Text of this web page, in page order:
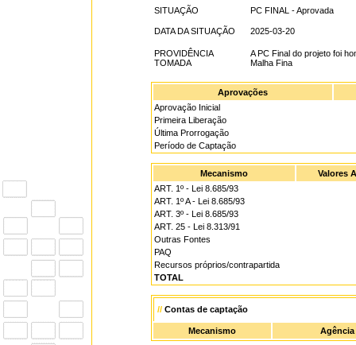
SITUAÇÃO PC FINAL - Aprovada
DATA DA SITUAÇÃO 2025-03-20
PROVIDÊNCIA
TOMADA
A PC Final do projeto foi
Malha Fina
Aprovações
Aprovação Inicial
Primeira Liberação
Última Prorrogação
Período de Captação
Mecanismo
Valores
ART. 1º - Lei 8.685/93
ART. 1º A - Lei 8.685/93
ART. 3º - Lei 8.685/93
ART. 25 - Lei 8.313/91
Outras Fontes
PAQ
Recursos próprios/contrapartida
TOTAL
// Contas de captação
Mecanismo Agência